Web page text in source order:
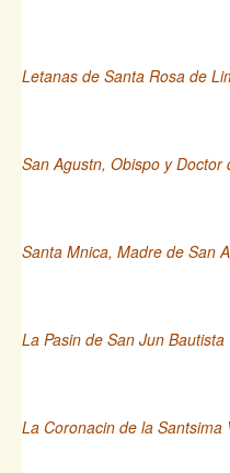
Letanas de Santa Rosa de
San Agustn, Obispo y Doctor
Santa Mnica, Madre de San
La Pasin de San Jun Bautista
La Coronacin de la Santsima